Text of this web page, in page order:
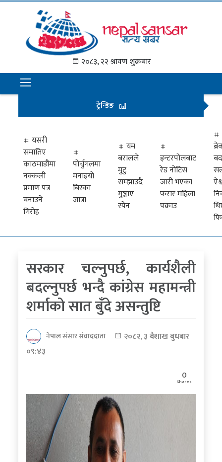
२०८३, २२ श्रावण शुक्रबार
समाचार
राजनीति
अन्तराष्ट्रिय
अर्थ
मनोरञ्जन
प्रवास
खेलकुद
पत्रपत्रिकाबाट
ट्रेन्डिङ
यसरी
समातिए
काठमाडौंमा
नक्कली
प्रमाण पत्र
बनाउने
गिरोह
पोर्चुगलमा
मनाइयो
बिस्का
जात्रा
यम
बरालले
मुटु
सम्झाउदै
गुञ्जाए
स्पेन
इन्टरपोलबाट
रेड नोटिस
जारी भएका
फरार महिला
पक्राउ
सरकार चल्नुपर्छ, कार्यशैली
बदल्नुपर्छ भन्दै कांग्रेस महामन्त्री
शर्माको सात बुँदे असन्तुष्टि
नेपाल संसार संवाददाता
२०८२, ३ बैशाख बुधबार
०९:४३
0
Shares